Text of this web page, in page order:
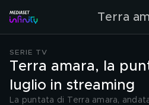
Terra
SERIE TV
Terra amara, la
luglio in streaming
La puntata di Terra amara,